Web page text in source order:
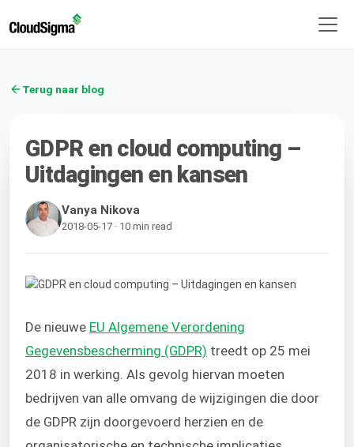
Terug naar blog
GDPR en cloud computing –
Uitdagingen en kansen
Vanya Nikova
2018-05-17 · 10 min read
De nieuwe EU Algemene Verordening
Gegevensbescherming (GDPR) treedt op 25 mei
2018 in werking. Als gevolg hiervan moeten
bedrijven van alle omvang de wijzigingen die door
de GDPR zijn doorgevoerd herzien en de